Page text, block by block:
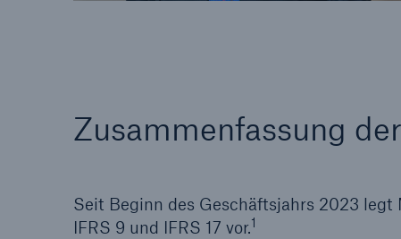
Zusammenfassung
Seit Beginn des Geschäftsjahrs 2023
IFRS 9 und IFRS 17 vor.1